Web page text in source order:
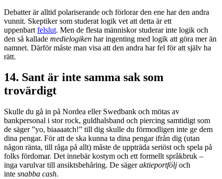
Debatter är alltid polariserande och förlorar den ene har den andra
vunnit. Skeptiker som studerat logik vet att detta är ett
uppenbart felslut. Men de flesta människor studerar inte logik och
den så kallade medielogiken har ingenting med logik att göra mer än
namnet. Därför måste man visa att den andra har fel för att själv ha
rätt.
14. Sant är inte samma sak som
trovärdigt
Skulle du gå in på Nordea eller Swedbank och mötas av
bankpersonal i stor rock, guldhalsband och piercing samtidigt som
de säger ”yo, biaaaatch!” till dig skulle du förmodligen inte ge dem
dina pengar. För att de ska kunna ta dina pengar ifrån dig (utan
någon ränta, till råga på allt) måste de uppträda seriöst och spela på
folks fördomar. Det innebär kostym och ett formellt språkbruk –
inga varulvar till ansiktsbehåring. De sägeraktieportfölj och
inte snabba cash.